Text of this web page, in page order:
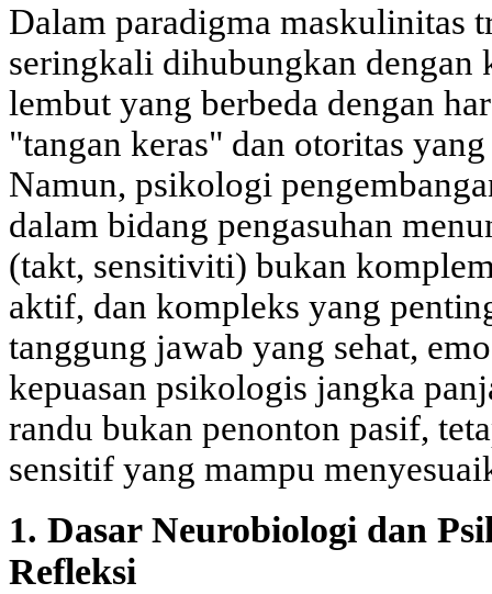
Dalam paradigma maskulinitas
seringkali dihubungkan dengan
lembut yang berbeda dengan
"tangan keras" dan otoritas
Namun, psikologi
dalam bidang pengasuhan
(takt, sensitiviti) bukan
aktif, dan kompleks yang
tanggung jawab yang sehat,
kepuasan psikologis jangka
randu bukan penonton pasif,
sensitif yang mampu
1. Dasar Neurobiologi dan
Refleksi